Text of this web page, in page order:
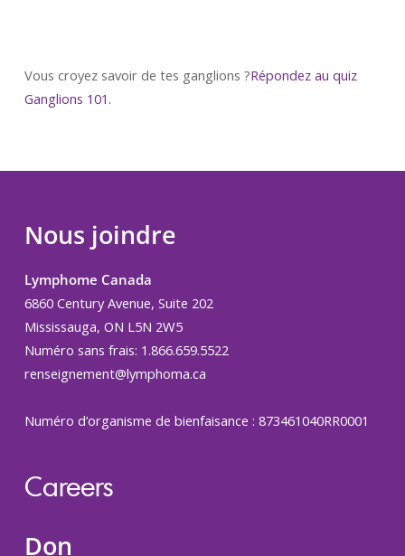
Vous croyez savoir de tes ganglions ?Répondez au quiz
Ganglions 101.
Nous joindre
Lymphome Canada
6860 Century Avenue, Suite 202
Mississauga, ON L5N 2W5
Numéro sans frais: 1.866.659.5522
renseignement@lymphoma.ca
Numéro d’organisme de bienfaisance : 873461040RR0001
Careers
Don